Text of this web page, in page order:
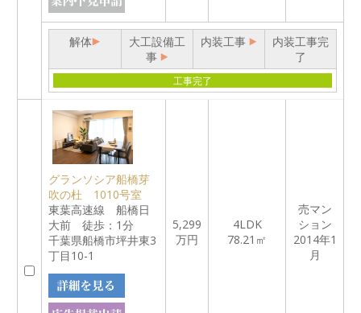
解体
大工設備工
事
内装工事
内装工事完
了
工事完了
グランソシア船橋芽
吹の杜 1010号室
東葉高速線 船橋日
大前 徒歩：1分
千葉県船橋市坪井東3
丁目10-1
5,299
万円
4LDK
78.21㎡
売マン
ション
2014年1
月